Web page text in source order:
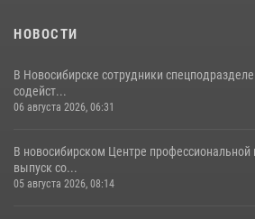
НОВОСТИ
В Новосибирске сотрудники
содейст...
06 августа 2026, 06:31
В новосибирском Центре профессиональной
выпуск со...
05 августа 2026, 08:14